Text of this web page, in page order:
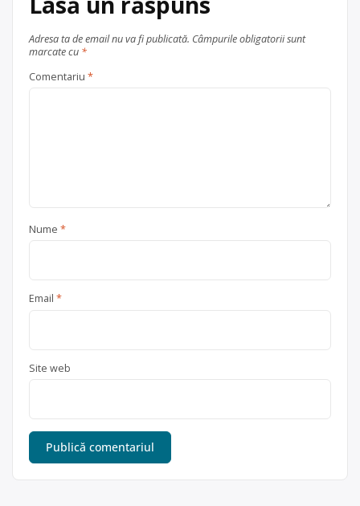
vechi și metale neferoase,hârtie
,
vehicule scoase din uz , în
Constanța
județul Constanța
Adresa ta de email nu va fi publicată. Câmpurile obligatorii sunt
marcate cu *
Comentariu *
Nume *
Email *
Site web